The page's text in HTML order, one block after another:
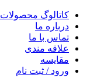
کاتالوگ محصولات
درباره ما
تماس با ما
علاقه مندی
مقایسه
ورود / ثبت نام